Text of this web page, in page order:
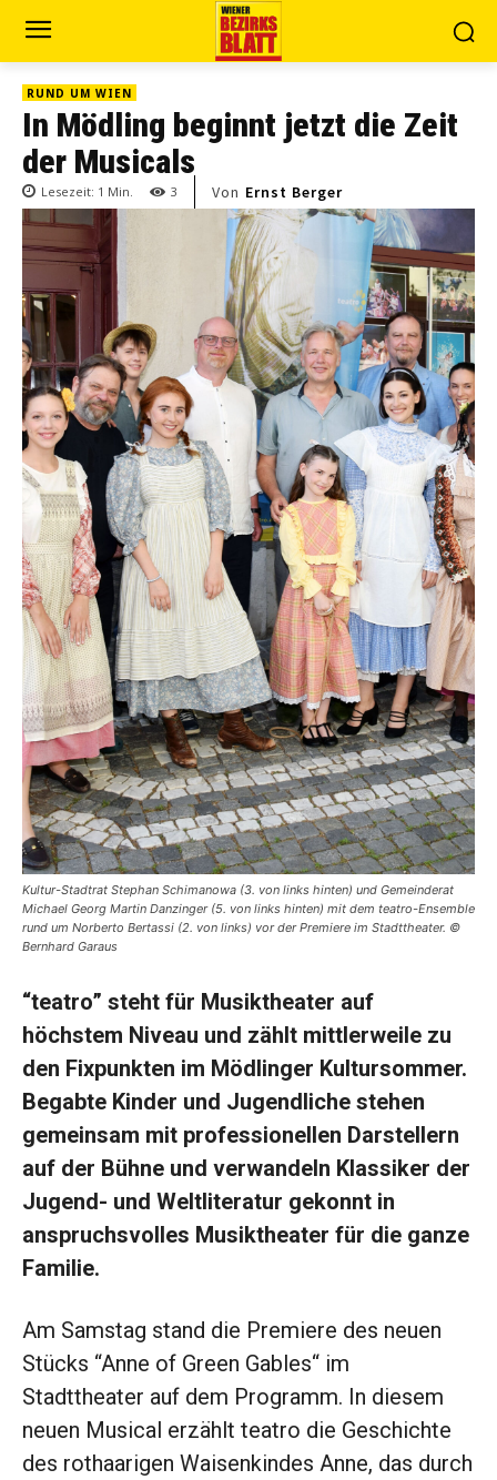
RUND UM WIEN
In Mödling beginnt jetzt die Zeit
der Musicals
Lesezeit: 1 Min. 3 Von Ernst Berger
Kultur-Stadtrat Stephan Schimanowa (3. von links hinten) und Gemeinderat
Michael Georg Martin Danzinger (5. von links hinten) mit dem teatro-Ensemble
rund um Norberto Bertassi (2. von links) vor der Premiere im Stadttheater. ©
Bernhard Garaus
“teatro” steht für Musiktheater auf
höchstem Niveau und zählt mittlerweile zu
den Fixpunkten im Mödlinger Kultursommer.
Begabte Kinder und Jugendliche stehen
gemeinsam mit professionellen Darstellern
auf der Bühne und verwandeln Klassiker der
Jugend- und Weltliteratur gekonnt in
anspruchsvolles Musiktheater für die ganze
Familie.
Am Samstag stand die Premiere des neuen
Stücks “Anne of Green Gables“ im
Stadttheater auf dem Programm. In diesem
neuen Musical erzählt teatro die Geschichte
des rothaarigen Waisenkindes Anne, das durch